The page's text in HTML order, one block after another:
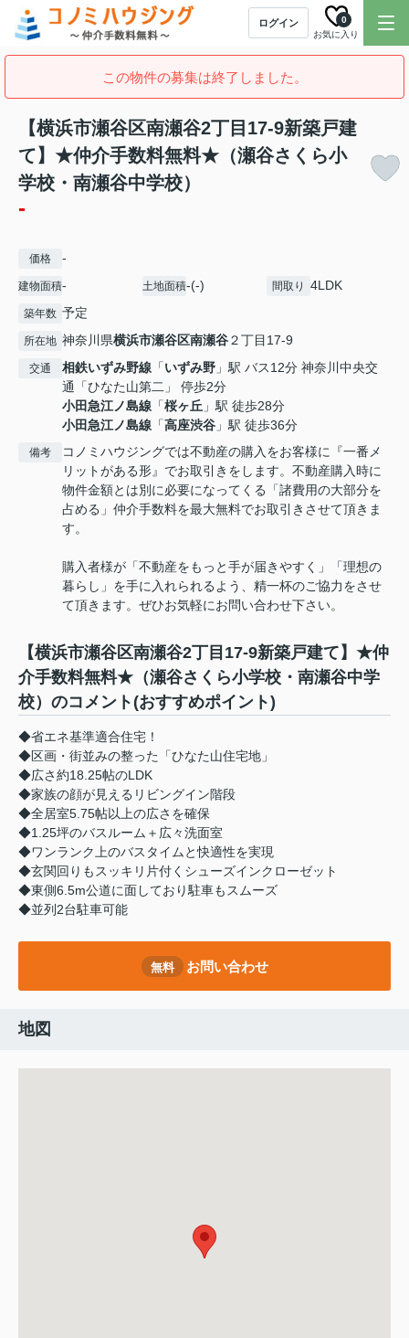
ログイン
お気に入り
0
この物件の募集は終了しました。
【横浜市瀬谷区南瀬谷2丁目17-9新築戸建
て】★仲介手数料無料★（瀬谷さくら小
学校・南瀬谷中学校）
-
価格 -
建物面積- 土地面積-(-) 間取り 4LDK
築年数 予定
所在地 神奈川県横浜市瀬谷区南瀬谷２丁目17-9
交通 相鉄いずみ野線 「いずみ野 」駅 バス12分 神奈川中央交
通「ひなた山第二」 停歩2分
小田急江ノ島線 「桜ヶ丘 」駅 徒歩28分
小田急江ノ島線 「高座渋谷 」駅 徒歩36分
備考
コノミハウジングでは不動産の購入をお客様に『一番メ
リットがある形』でお取引きをします。不動産購入時に
物件金額とは別に必要になってくる「諸費用の大部分を
占める」仲介手数料を最大無料でお取引きさせて頂きま
す。
購入者様が「不動産をもっと手が届きやすく」「理想の
暮らし」を手に入れられるよう、精一杯のご協力をさせ
て頂きます。ぜひお気軽にお問い合わせ下さい。
【横浜市瀬谷区南瀬谷2丁目17-9新築戸建て】★仲
介手数料無料★（瀬谷さくら小学校・南瀬谷中学
校）のコメント(おすすめポイント)
◆省エネ基準適合住宅！
◆区画・街並みの整った「ひなた山住宅地」
◆広さ約18.25帖のLDK
◆家族の顔が見えるリビングイン階段
◆全居室5.75帖以上の広さを確保
◆1.25坪のバスルーム＋広々洗面室
◆ワンランク上のバスタイムと快適性を実現
◆玄関回りもスッキリ片付くシューズインクローゼット
◆東側6.5m公道に面しており駐車もスムーズ
◆並列2台駐車可能
無料 お問い合わせ
地図